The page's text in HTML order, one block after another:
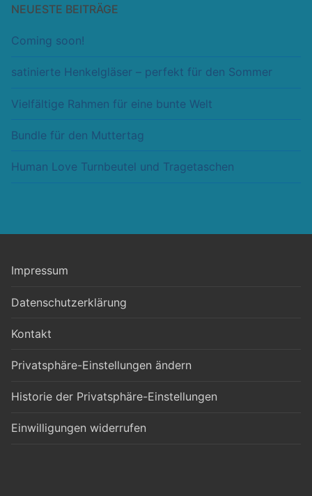
NEUESTE BEITRÄGE
Coming soon!
satinierte Henkelgläser – perfekt für den Sommer
Vielfältige Rahmen für eine bunte Welt
Bundle für den Muttertag
Human Love Turnbeutel und Tragetaschen
Impressum
Datenschutzerklärung
Kontakt
Privatsphäre-Einstellungen ändern
Historie der Privatsphäre-Einstellungen
Einwilligungen widerrufen